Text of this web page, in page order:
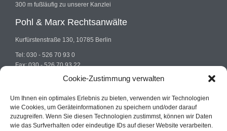
Cookie-Zustimmung verwalten
Um Ihnen ein optimales Erlebnis zu bieten, verwenden wir Technologien
wie Cookies, um Geräteinformationen zu speichern und/oder darauf
zuzugreifen. Wenn Sie diesen Technologien zustimmst, können wir Daten
wie das Surfverhalten oder eindeutige IDs auf dieser Website verarbeiten.
300 m fußläufig zu unserer Kanzlei
Pohl & Marx Rechtsanwälte
Kurfürstenstraße 130, 10785 Berlin
Tel: 030 - 526 70 93 0
Fax: 030 - 526 70 93 22
E-mail: info@pohlundmarx.de